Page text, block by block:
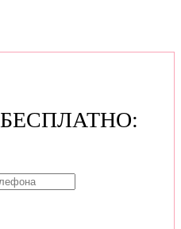
БЕСПЛАТНО: